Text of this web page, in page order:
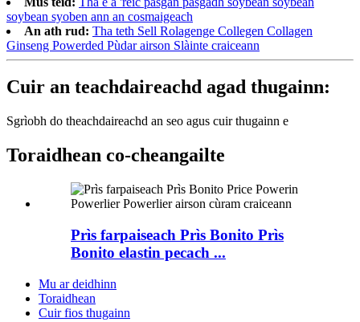
soybean syoben ann an cosmaigeach
An ath rud: Tha teth Sell Rolagenge Collegen Collagen
Ginseng Powerded Pùdar airson Slàinte craiceann
Cuir an teachdaireachd agad thugainn:
Sgrìobh do theachdaireachd an seo agus cuir thugainn e
Toraidhean co-cheangailte
Prìs farpaiseach Prìs Bonito Prìs
Bonito elastin pecach ...
Mu ar deidhinn
Toraidhean
Cuir fios thugainn